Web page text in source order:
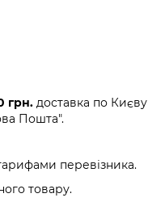
грн. доставка по Києву
Пошта".
перевізника.
товару.